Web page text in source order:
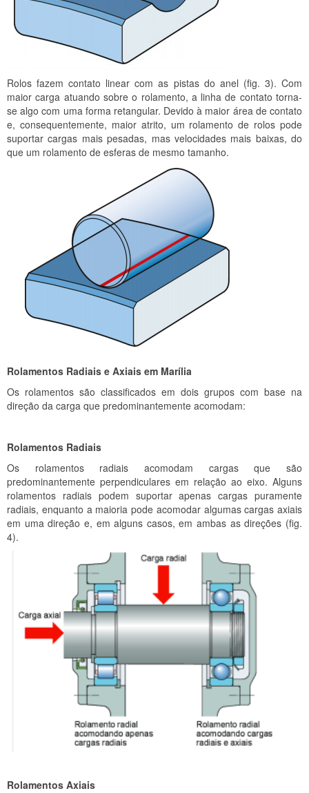
Rolos fazem contato linear com as pistas do anel (fig. 3). Com
maior carga atuando sobre o rolamento, a linha de contato torna-
se algo com uma forma retangular. Devido à maior área de contato
e, consequentemente, maior atrito, um rolamento de rolos pode
suportar cargas mais pesadas, mas velocidades mais baixas, do
que um rolamento de esferas de mesmo tamanho.
Rolamentos Radiais e Axiais em Marília
Os rolamentos são classificados em dois grupos com base na
direção da carga que predominantemente acomodam:
Rolamentos Radiais
Os rolamentos radiais acomodam cargas que são
predominantemente perpendiculares em relação ao eixo. Alguns
rolamentos radiais podem suportar apenas cargas puramente
radiais, enquanto a maioria pode acomodar algumas cargas axiais
em uma direção e, em alguns casos, em ambas as direções (fig.
4).
Rolamentos Axiais